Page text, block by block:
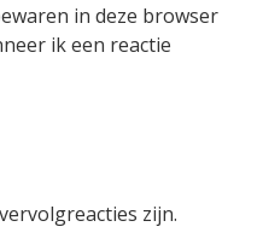
in deze browser
ik een reactie
zijn.